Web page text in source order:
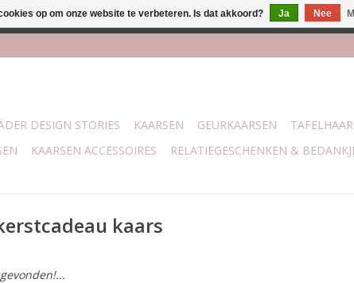
DESIGN STORIES KAARSEN GEURKAARSEN
KAARSEN ACCESSOIRES RELATIEGESCHENKEN &
kaars
op om onze website te verbeteren. Is dat akkoord? Ja Nee
bij mijn winkel Trotz | Belvederelaan 107 Zwolle | 27 juli t/